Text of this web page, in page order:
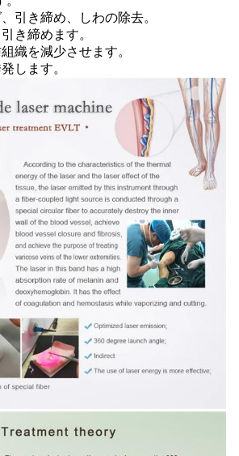
引き締め、しわの除去。
き締めます。
織を減少させます。
します。